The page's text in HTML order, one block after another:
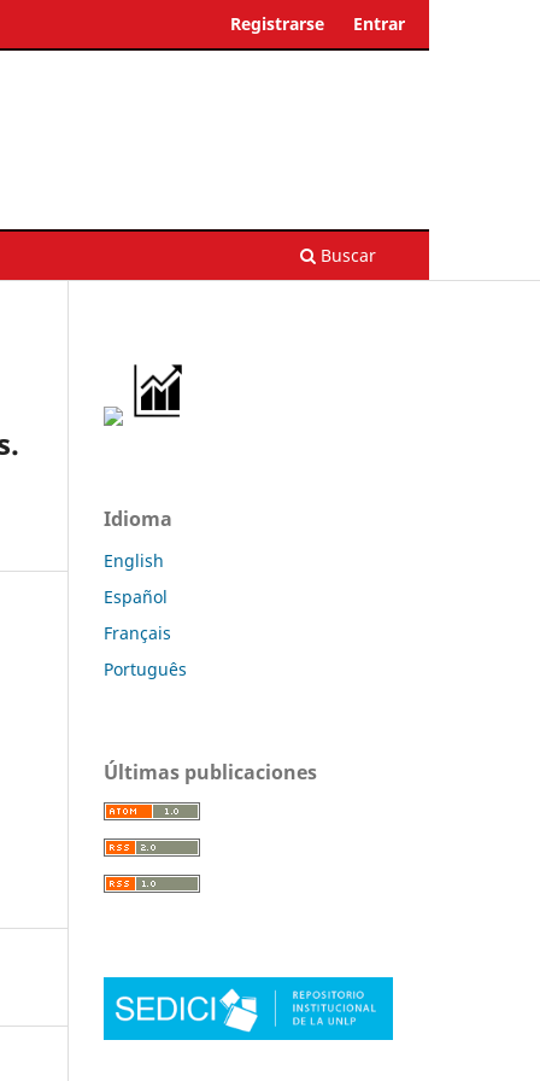
Buscar
Registrarse Entrar
Idioma
English
Español
Français
Português
Últimas publicaciones